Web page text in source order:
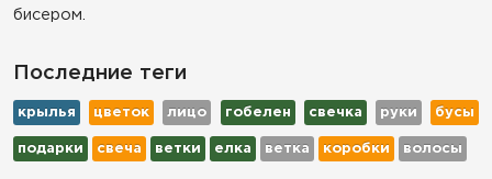
бисером.
Последние теги
крылья цветок лицо гобелен свечка руки бусы
подарки свеча ветки елка ветка коробки волосы